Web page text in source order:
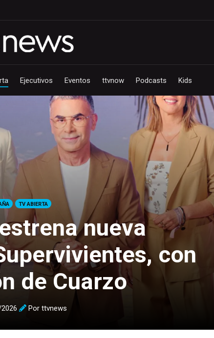
Ejecutivos Eventos ttvnow Podcasts Kids
TV ABIERTA
nueva
con
de Cuarzo
Por ttvnews